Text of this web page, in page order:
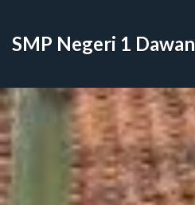
SMP Negeri 1 Dawan